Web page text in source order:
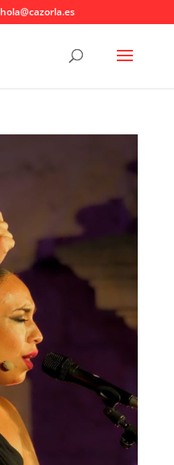
hola@cazorla.es